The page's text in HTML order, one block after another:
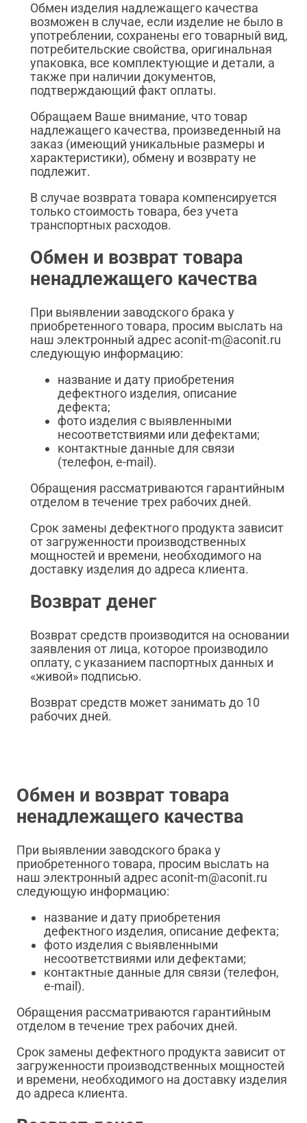
Обмен изделия надлежащего качества
возможен в случае, если изделие не было в
употреблении, сохранены его товарный вид,
потребительские свойства, оригинальная
упаковка, все комплектующие и детали, а
также при наличии документов,
подтверждающий факт оплаты.
Обращаем Ваше внимание, что товар
надлежащего качества, произведенный на
заказ (имеющий уникальные размеры и
характеристики), обмену и возврату не
подлежит.
В случае возврата товара компенсируется
только стоимость товара, без учета
транспортных расходов.
Обмен и возврат товара
ненадлежащего качества
При выявлении заводского брака у
приобретенного товара, просим выслать на
наш электронный адрес aconit-m@aconit.ru
следующую информацию:
название и дату приобретения
дефектного изделия, описание
дефекта;
фото изделия с выявленными
несоответствиями или дефектами;
контактные данные для связи
(телефон, e-mail).
Обращения рассматриваются гарантийным
отделом в течение трех рабочих дней.
Срок замены дефектного продукта зависит
от загруженности производственных
мощностей и времени, необходимого на
доставку изделия до адреса клиента.
Возврат денег
Возврат средств производится на основании
заявления от лица, которое производило
оплату, с указанием паспортных данных и
«живой» подписью.
Возврат средств может занимать до 10
рабочих дней.
Обмен и возврат товара
ненадлежащего качества
При выявлении заводского брака у
приобретенного товара, просим выслать на
наш электронный адрес aconit-m@aconit.ru
следующую информацию:
название и дату приобретения
дефектного изделия, описание дефекта;
фото изделия с выявленными
несоответствиями или дефектами;
контактные данные для связи (телефон,
e-mail).
Обращения рассматриваются гарантийным
отделом в течение трех рабочих дней.
Срок замены дефектного продукта зависит от
загруженности производственных мощностей
и времени, необходимого на доставку изделия
до адреса клиента.